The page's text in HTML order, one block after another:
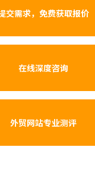
交需求，免费获取报价
在线深度咨询
外贸网站专业测评